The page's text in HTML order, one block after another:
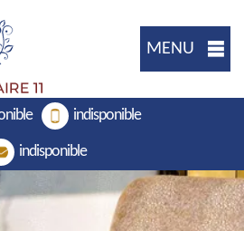
MENU
indisponible
indisponible